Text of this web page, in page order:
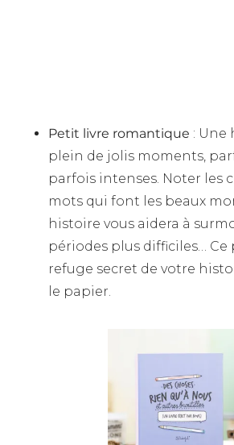
Petit livre romantique : Une
plein de jolis moments,
parfois intenses. Noter les
mots qui font les beaux
histoire vous aidera à
périodes plus difficiles… Ce
refuge secret de votre
le papier.